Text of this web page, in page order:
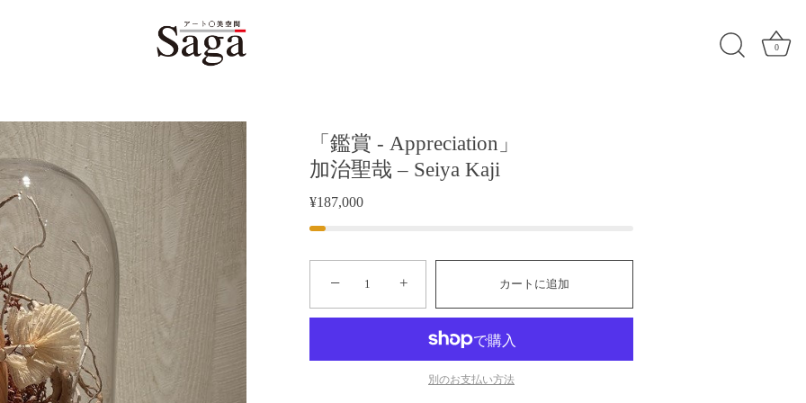
0
「鑑賞 - Appreciation」
加治聖哉 – Seiya Kaji
¥187,000
− + カートに追加
別のお支払い方法